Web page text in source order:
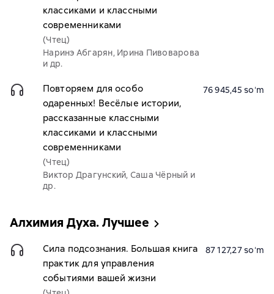
классиками и классными
современниками
(Чтец)
Наринэ Абгарян, Ирина Пивоварова
и др.
Повторяем для особо
одаренных! Весёлые истории,
рассказанные классными
классиками и классными
современниками
(Чтец)
Виктор Драгунский, Саша Чёрный и
др.
76 945,45 soʻm
Алхимия Духа. Лучшее
Сила подсознания. Большая книга
практик для управления
событиями вашей жизни
87 127,27 soʻm